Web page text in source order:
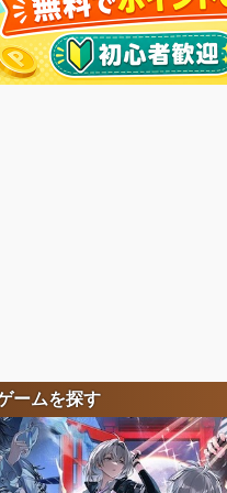
ームを探す